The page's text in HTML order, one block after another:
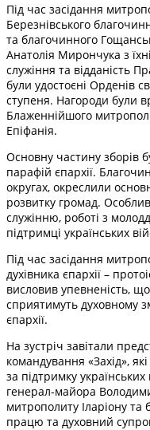
Під час засідання
Березнівського
та благочинного
Анатолія Мирончука з
служіння та відданість
були удостоєні Орденів
ступеня. Нагороди були
Блаженнійшого
Епіфанія.
Основну частину зборів
парафій єпархії.
округах, окреслили
розвитку громад.
служінню, роботі з
підтримці українських
Під час засідання
духівника єпархії –
висловив упевненість, що
сприятимуть духовному
єпархії.
На зустріч завітали
командування «Захід»,
за підтримку українських
генерал-майора
митрополиту Іларіону
працю та духовний